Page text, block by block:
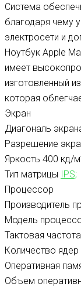
Система
благодаря чему
электросети и
Ноутбук Apple
имеет
изготовленный
которая
Экран
Диагональ
Разрешение
Яркость 400 кд/
Тип матрицы IPS;
Процессор
Производитель
Модель
Тактовая частота
Количество ядер
Оперативная
Объем